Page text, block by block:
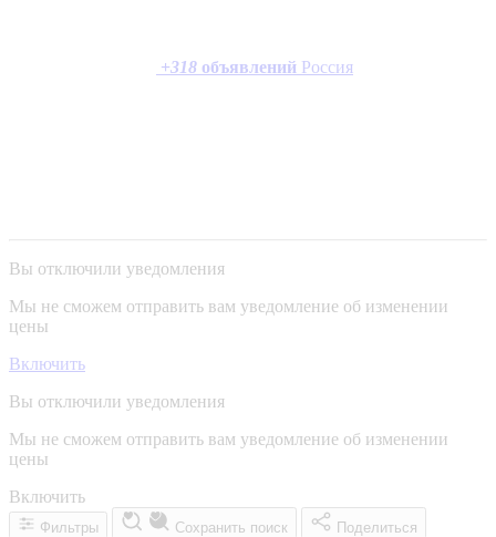
+318 объявлений Россия
Вы отключили уведомления
Мы не сможем отправить вам уведомление об изменении
цены
Включить
Вы отключили уведомления
Мы не сможем отправить вам уведомление об изменении
цены
Включить
Фильтры Сохранить поиск Поделиться